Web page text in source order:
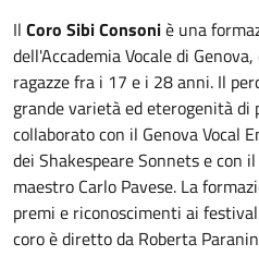
Il Coro Sibi Consoniè una
dell'Accademia Vocale di
ragazze fra i 17 e i 28 anni. Il
grande varietà ed eterogenità
collaborato con il Genova Vocal
dei Shakespeare Sonnets e con
maestro Carlo Pavese. La
premi e riconoscimenti ai
coro è diretto da Roberta